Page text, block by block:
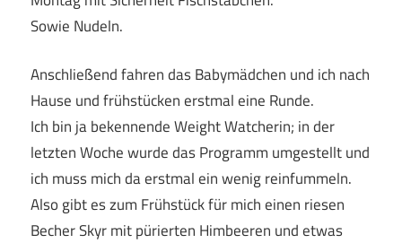
Sowie Nudeln.
Anschließend fahren das Babymädchen und ich nach
Hause und frühstücken erstmal eine Runde.
Ich bin ja bekennende Weight Watcherin; in der
letzten Woche wurde das Programm umgestellt und
ich muss mich da erstmal ein wenig reinfummeln.
Also gibt es zum Frühstück für mich einen riesen
Becher Skyr mit pürierten Himbeeren und etwas